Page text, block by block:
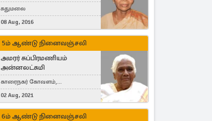
சுதுமலை
08 Aug, 2016
5ம் ஆண்டு நினைவஞ்சலி
அமரர் சுப்பிரமணியம்
அன்னலட்சுமி
காரைநகர் கோவளம்,
வெள்ளவத்தை
02 Aug, 2021
6ம் ஆண்டு நினைவஞ்சலி